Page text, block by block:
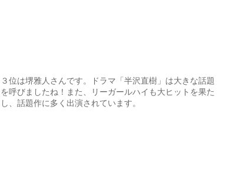
３位は堺雅人さんです。ドラマ「半沢直樹」は大きな話題
を呼びましたね！また、リーガールハイも大ヒットを果た
し、話題作に多く出演されています。